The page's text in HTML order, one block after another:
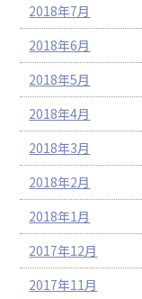
2018年7月
2018年6月
2018年5月
2018年4月
2018年3月
2018年2月
2018年1月
2017年12月
2017年11月